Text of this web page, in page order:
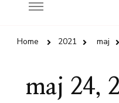
Home 2021 maj
maj 24,